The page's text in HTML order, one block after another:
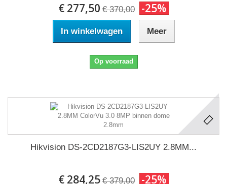
€ 277,50 € 370,00 -25%
In winkelwagen Meer
Op voorraad
Hikvision DS-2CD2187G3-LIS2UY 2.8MM...
€ 284,25 € 379,00 -25%